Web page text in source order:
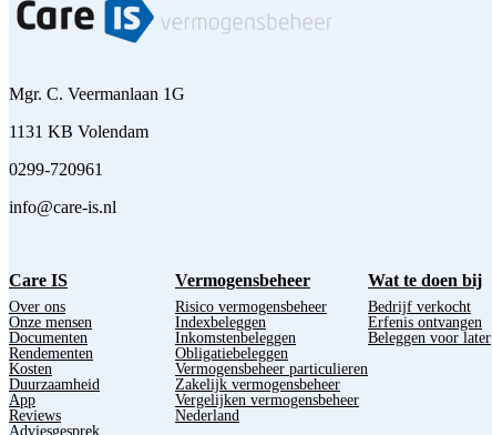
Mgr. C. Veermanlaan 1G
1131 KB Volendam
0299-720961
info@care-is.nl
Care IS
Over ons
Onze mensen
Documenten
Rendementen
Kosten
Duurzaamheid
App
Reviews
Adviesgesprek
Vermogensbeheer
Risico vermogensbeheer
Indexbeleggen
Inkomstenbeleggen
Obligatiebeleggen
Vermogensbeheer particulieren
Zakelijk vermogensbeheer
Vergelijken vermogensbeheer
Nederland
Wat te doen bij
Bedrijf verkocht
Erfenis ontvangen
Beleggen voor later